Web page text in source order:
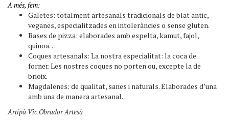
A més, fem:
Galetes: totalment artesanals tradicionals de blat antic,
veganes, especialitzades en intoleràncies o sense gluten.
Bases de pizza: elaborades amb espelta, kamut, fajol,
quinoa…
Coques artesanals: La nostra especialitat: la coca de
forner. Les nostres coques no porten ou, excepte la de
brioix.
Magdalenes: de qualitat, sanes i naturals. Elaborades d’una
amb una de manera artesanal.
Artipà Vic Obrador Artesà